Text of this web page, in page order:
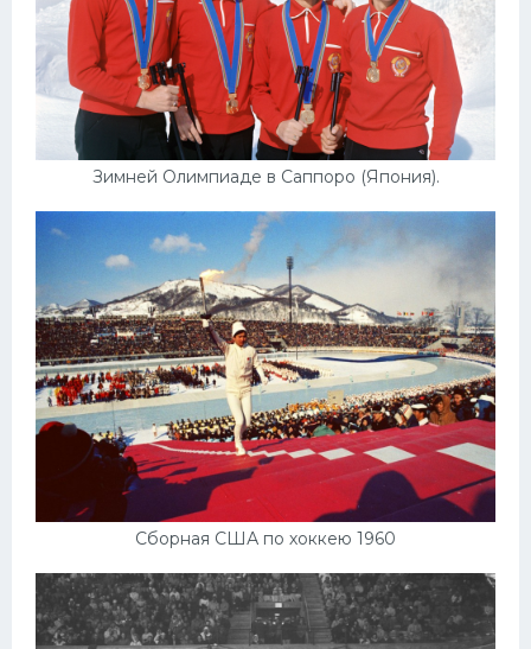
Зимней Олимпиаде в Саппоро (Япония).
Сборная США по хоккею 1960